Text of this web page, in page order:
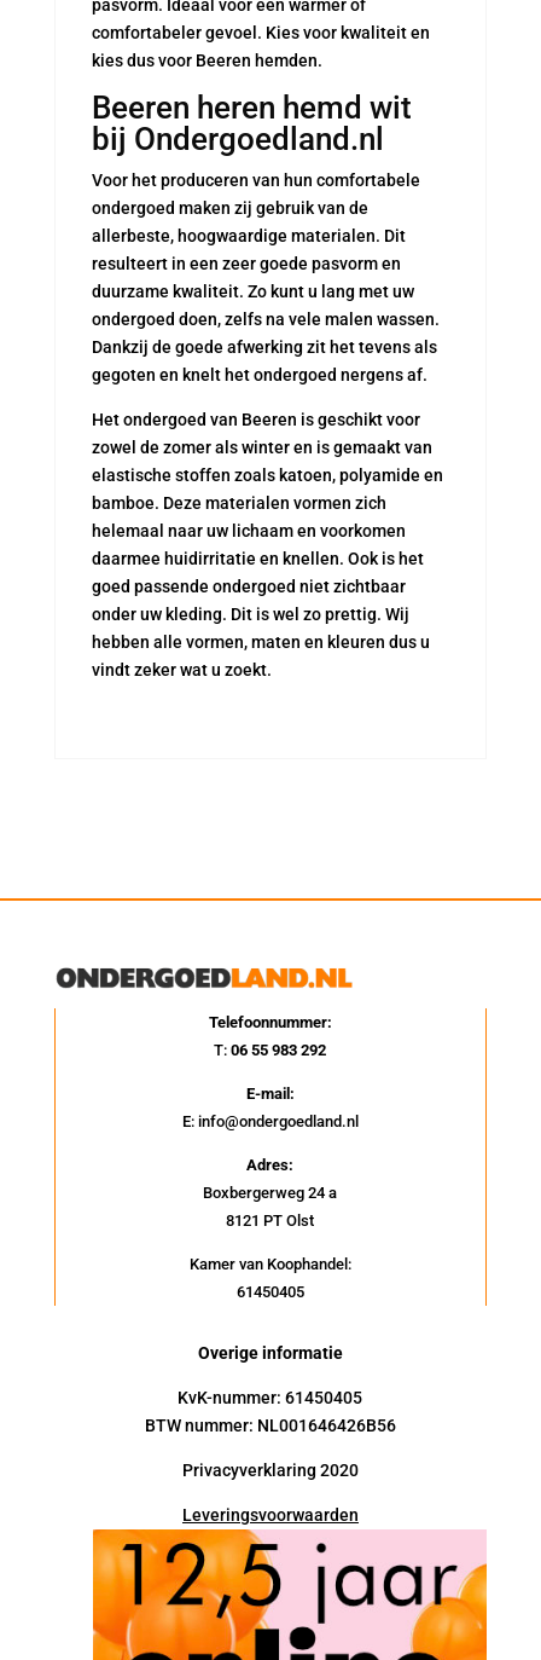
pasvorm. Ideaal voor een warmer of
comfortabeler gevoel. Kies voor kwaliteit en
kies dus voor Beeren hemden.
Beeren heren hemd wit
bij Ondergoedland.nl
Voor het produceren van hun comfortabele
ondergoed maken zij gebruik van de
allerbeste, hoogwaardige materialen. Dit
resulteert in een zeer goede pasvorm en
duurzame kwaliteit. Zo kunt u lang met uw
ondergoed doen, zelfs na vele malen wassen.
Dankzij de goede afwerking zit het tevens als
gegoten en knelt het ondergoed nergens af.
Het ondergoed van Beeren is geschikt voor
zowel de zomer als winter en is gemaakt van
elastische stoffen zoals katoen, polyamide en
bamboe. Deze materialen vormen zich
helemaal naar uw lichaam en voorkomen
daarmee huidirritatie en knellen. Ook is het
goed passende ondergoed niet zichtbaar
onder uw kleding. Dit is wel zo prettig. Wij
hebben alle vormen, maten en kleuren dus u
vindt zeker wat u zoekt.
Telefoonnummer:
T:06 55 983 292
E-mail:
E: info@ondergoedland.nl
Adres:
Boxbergerweg 24 a
8121 PT Olst
Kamer van Koophandel:
61450405
Overige informatie
KvK-nummer: 61450405
BTW nummer: NL001646426B56
Privacyverklaring 2020
Leveringsvoorwaarden